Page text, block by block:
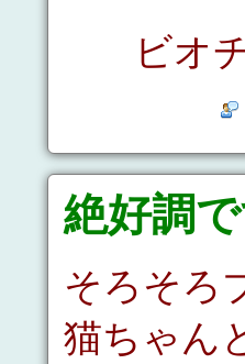
ビオ
絶好調で
そろそろ
猫ちゃん